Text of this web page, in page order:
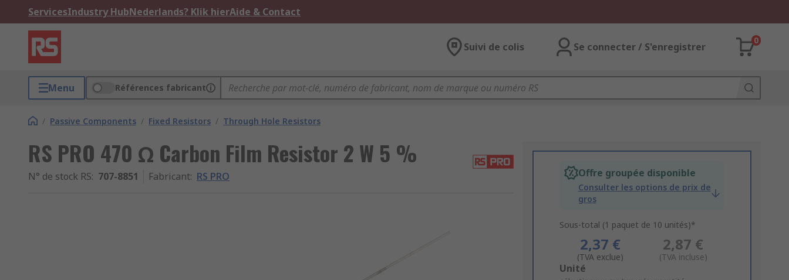
ServicesIndustry HubNederlands? Klik hierAide & Contact
Suivi de colis Se connecter / S'enregistrer
0
Menu Références fabricant
/ Passive Components / Fixed Resistors / Through Hole Resistors
RS PRO 470 Ω Carbon Film Resistor 2 W 5 %
N° de stock RS: 707-8851 Fabricant: RS PRO Offre groupée disponible
Consulter les options de prix de
gros
Sous-total (1 paquet de 10 unités)*
2,37 €
(TVA exclue)
2,87 €
(TVA incluse)
Add
Unité